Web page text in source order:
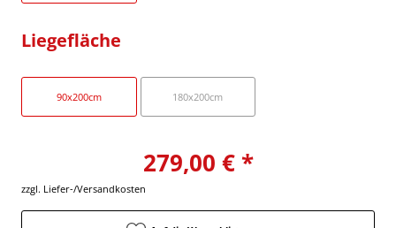
Liegefläche
90x200cm 180x200cm
279,00 € *
zzgl. Liefer-/Versandkosten